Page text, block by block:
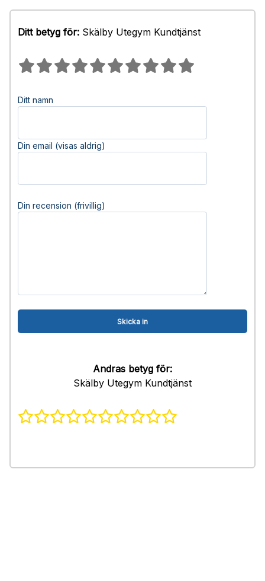
Ditt betyg för: Skälby Utegym Kundtjänst
Ditt namn
Din email (visas aldrig)
Din recension (frivillig)
Andras betyg för:
Skälby Utegym Kundtjänst